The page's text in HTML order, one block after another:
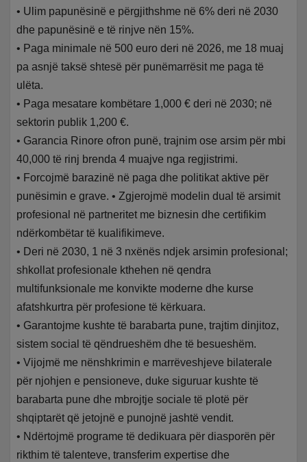
• Ulim papunësinë e përgjithshme në 6% deri në 2030
dhe papunësinë e të rinjve nën 15%.
• Paga minimale në 500 euro deri në 2026, me 18 muaj
pa asnjë taksë shtesë për punëmarrësit me paga të
ulëta.
• Paga mesatare kombëtare 1,000 € deri në 2030; në
sektorin publik 1,200 €.
• Garancia Rinore ofron punë, trajnim ose arsim për mbi
40,000 të rinj brenda 4 muajve nga regjistrimi.
• Forcojmë barazinë në paga dhe politikat aktive për
punësimin e grave. • Zgjerojmë modelin dual të arsimit
profesional në partneritet me biznesin dhe certifikim
ndërkombëtar të kualifikimeve.
• Deri në 2030, 1 në 3 nxënës ndjek arsimin profesional;
shkollat profesionale kthehen në qendra
multifunksionale me konvikte moderne dhe kurse
afatshkurtra për profesione të kërkuara.
• Garantojme kushte të barabarta pune, trajtim dinjitoz,
sistem social të qëndrueshëm dhe të besueshëm.
• Vijojmë me nënshkrimin e marrëveshjeve bilaterale
për njohjen e pensioneve, duke siguruar kushte të
barabarta pune dhe mbrojtje sociale të plotë për
shqiptarët që jetojnë e punojnë jashtë vendit.
• Ndërtojmë programe të dedikuara për diasporën për
rikthim të talenteve, transferim expertise dhe